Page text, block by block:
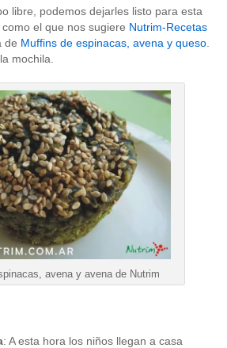
libre, podemos dejarles listo para esta
el que nos sugiere Nutrim-Recetas
de Muffins de espinacas, avena y queso.
mochila.
avena y avena de Nutrim
: A esta hora los niños llegan a casa